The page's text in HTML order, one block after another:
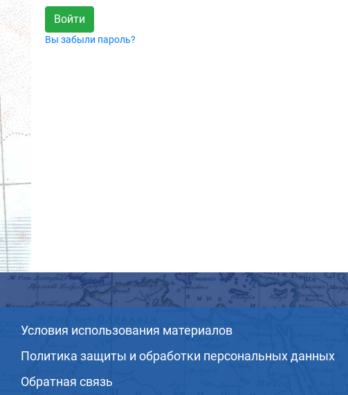
Вы забыли пароль?
Условия использования материалов
Политика защиты и обработки персональных данных
Обратная связь